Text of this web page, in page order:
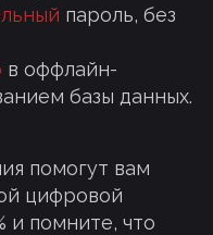
пароль, без
в оффлайн-
базы данных.
помогут вам
цифровой
и помните, что